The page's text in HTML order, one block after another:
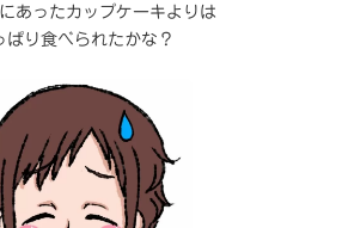
あったカップケーキよりは
ぱり食べられたかな？